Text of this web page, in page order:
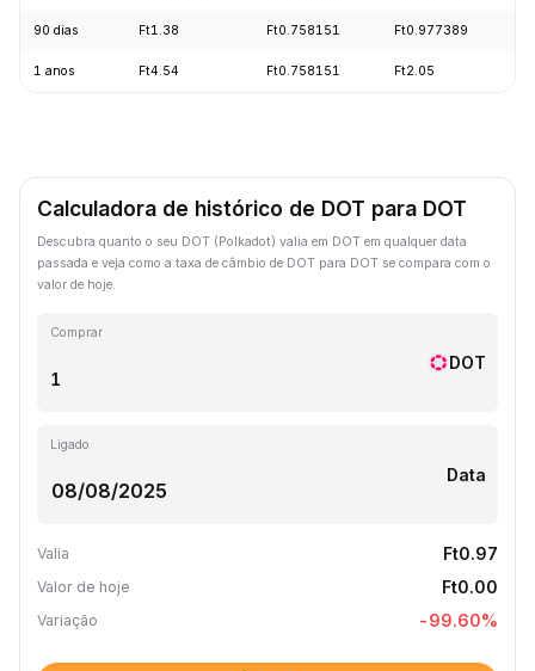
90 dias Ft1.38 Ft0.758151 Ft0.977389
1 anos Ft4.54 Ft0.758151 Ft2.05
Calculadora de histórico de DOT para DOT
Descubra quanto o seu DOT (Polkadot) valia em DOT em qualquer data
passada e veja como a taxa de câmbio de DOT para DOT se compara com o
valor de hoje.
Comprar
DOT
Ligado
Data
Valia Ft0.97
Valor de hoje Ft0.00
Variação -99.60%